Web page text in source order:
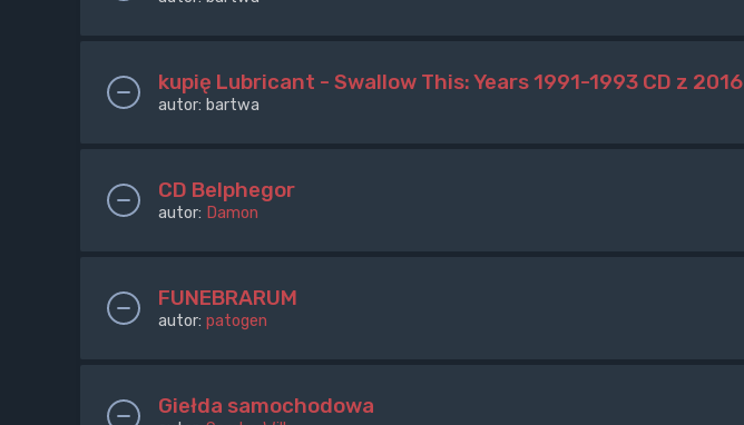
kupię Lubricant - Swallow This: Years 1991-1993 CD z 2016
autor: bartwa
CD Belphegor
autor: Damon
FUNEBRARUM
autor: patogen
Giełda samochodowa